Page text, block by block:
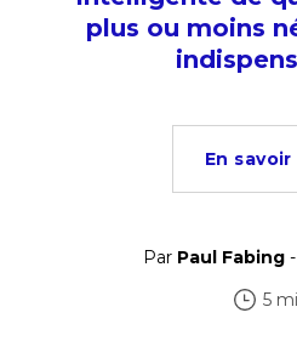
plus ou moins
En
Par Paul Fabing-
5